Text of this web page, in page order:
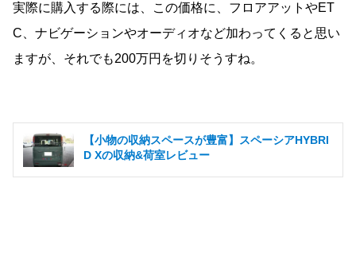
実際に購入する際には、この価格に、フロアアットやET
C、ナビゲーションやオーディオなど加わってくると思い
ますが、それでも200万円を切りそうすね。
【小物の収納スペースが豊富】スペーシアHYBRI
D Xの収納&荷室レビュー